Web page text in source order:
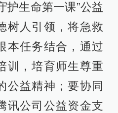
护生命第一课”公益
树人引领，将急救
本任务结合，通过
训，培育师生尊重
公益精神；要协同
讯公司公益资金支